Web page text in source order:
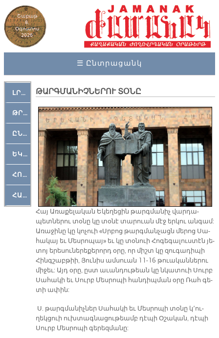
Շաբաթ
8,
Օգոստոս
2026
☰ Ընտրացանկ
ԼՐԱՀՈՍ
ԹՐՔԱՀԱՅ ԿԵԱՆՔ
ԸՆԿԵՐԱՄՇԱԿՈՒԹԱՅԻՆ
ԵԿԵՂԵՑԱԿԱՆ
ՀՈԳԵՄՏԱՒՈՐ
ՀԱՐԹԱԿ
ԹԱՐԳՄԱՆԻՉՆԵՐՈՒ ՏՕՆԸ
Հայ Ա­ռա­քե­լա­կան Ե­կե­ղե­ցին թարգ­մա­նիչ վար­դա­
պետ­նե­րու տօ­նը կը տօ­նէ տա­րուան մէջ եր­կու ան­գամ:
Ա­ռա­ջի­նը կը կոչուի «Սրբոց թարգ­ման­չացն մե­րոց Սա­
հա­կայ եւ Մես­րո­պա­յ» եւ կը տօ­նուի Հո­գե­գա­լուս­տէն յե­
տոյ ե­րե­սու­նե­րե­քե­րորդ օ­րը, ո­ր միշտ կը զու­գա­դի­պի
Հինգ­շաբ­թիի, Յու­նիս ամ­սուան 11-16 թուա­կան­նե­րու
մի­ջեւ: Այդ օ­րը, ըստ ա­ւան­դու­թեան կը նկա­տուի Սուրբ
Սա­հա­կի եւ Սուրբ Մես­րո­պի հան­դիպ­ման օ­րը Ռահ գե­
տի ա­փին:
Ս. թարգ­մա­նիչ­ներ Սա­հա­կի եւ Մես­րո­պի տօ­նը կ՚ու­
ղեկ­ցուի ուխ­տագ­նա­ցու­թեամբ դէ­պի Օ­շա­կան, դէ­պի
Սուրբ Մես­րո­պի գե­րեզ­մա­նը: